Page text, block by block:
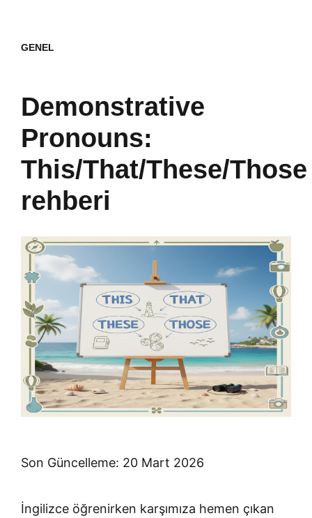
GENEL
Demonstrative
Pronouns:
This/That/These/Those
rehberi
Son Güncelleme: 20 Mart 2026
İngilizce öğrenirken karşımıza hemen çıkan